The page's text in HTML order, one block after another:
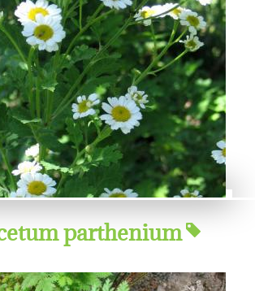
parthenium